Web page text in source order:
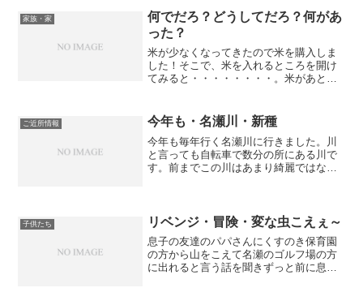
していました・・・...
家族・家
何でだろ？どうしてだろ？何があ
った？
米が少なくなってきたので米を購入しま
した！そこで、米を入れるところを開け
てみると・・・・・・・・。米があとわ
ないようにする唐辛子くんもよし！米を
お釜に入れるはかりもよし...
ご近所情報 今年も・名瀬川・新種
今年も毎年行く名瀬川に行きました。川
と言っても自転車で数分の所にある川で
す。前までこの川はあまり綺麗ではな
その結果、ザリガニ...
子供たち リベンジ・冒険・変な虫こえぇ～
息子の友達のパパさんにくすのき保育園
の方から山をこえて名瀬のゴルフ場の方
に出れると言う話を聞きずっと前に息子